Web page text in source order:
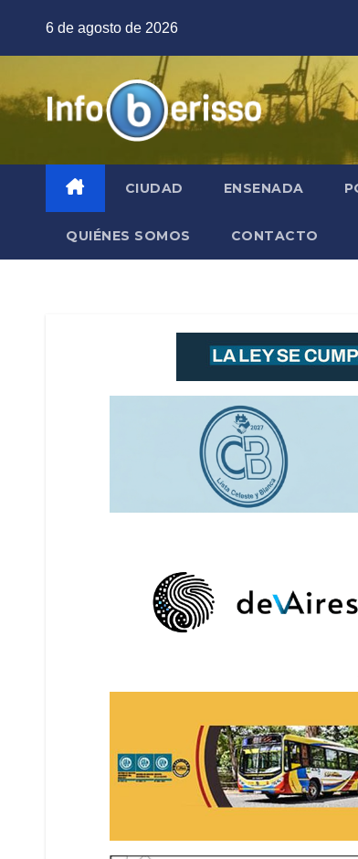
6 de agosto de 2026
CIUDAD ENSENADA
QUIÉNES SOMOS CONTACTO